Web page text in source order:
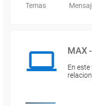
Temas
MAX
En